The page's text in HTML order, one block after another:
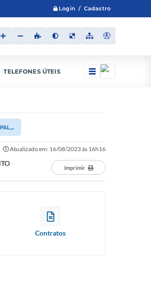
Login / Cadastro
TELEFONES ÚTEIS
Atualizado em: 16/08/2023 às 16h16
Imprimir
Contratos